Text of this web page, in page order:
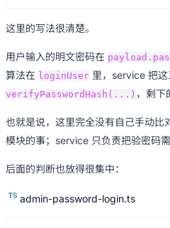
这里的写法很清楚。
用户输入的明文密码在
算法在 loginUser 里，service 把
verifyPasswordHash(...) ，剩下
也就是说，这里完全没有自己手动
模块的事；service 只负责把验密码需
后面的判断也放得很集中：
admin-password-login.ts